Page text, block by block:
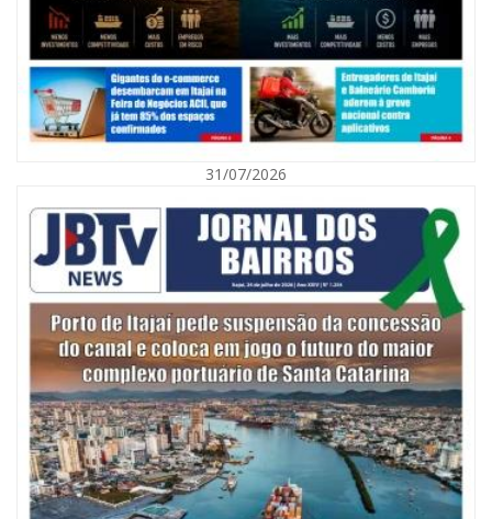
Itajaí avança na implantação do Método Wolbachia para o combate à
ITAPEMA
31/07/2026